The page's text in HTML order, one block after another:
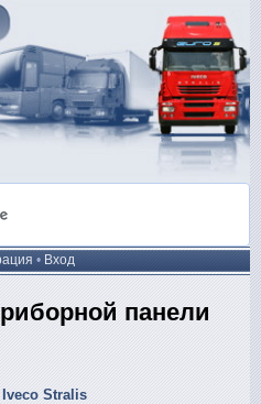
• Вход
панели
Iveco Stralis